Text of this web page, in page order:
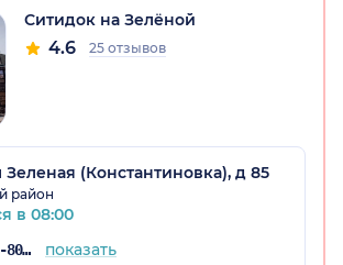
Ситидок на Зелёной
4.6 25 отзывов
Зеленая (Константиновка), д 85
район
в 08:00
+7 (843) 216-80-53 показать